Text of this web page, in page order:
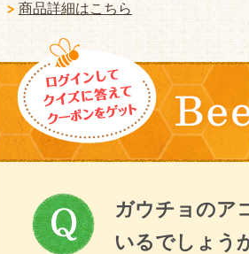
商品詳細はこちら
ガウチョのア
いるでしょう